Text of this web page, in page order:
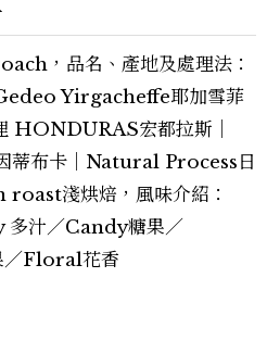
，品名、產地及處理法：
Yirgacheffe耶加雪菲
HONDURAS宏都拉斯｜
布卡｜Natural Process日
淺烘焙，風味介紹：
汁／Candy糖果／
Floral花香